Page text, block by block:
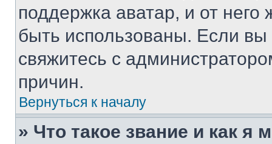
поддержка аватар, и от него
быть использованы. Если
свяжитесь с
причин.
Вернуться к началу
» Что такое звание и как я